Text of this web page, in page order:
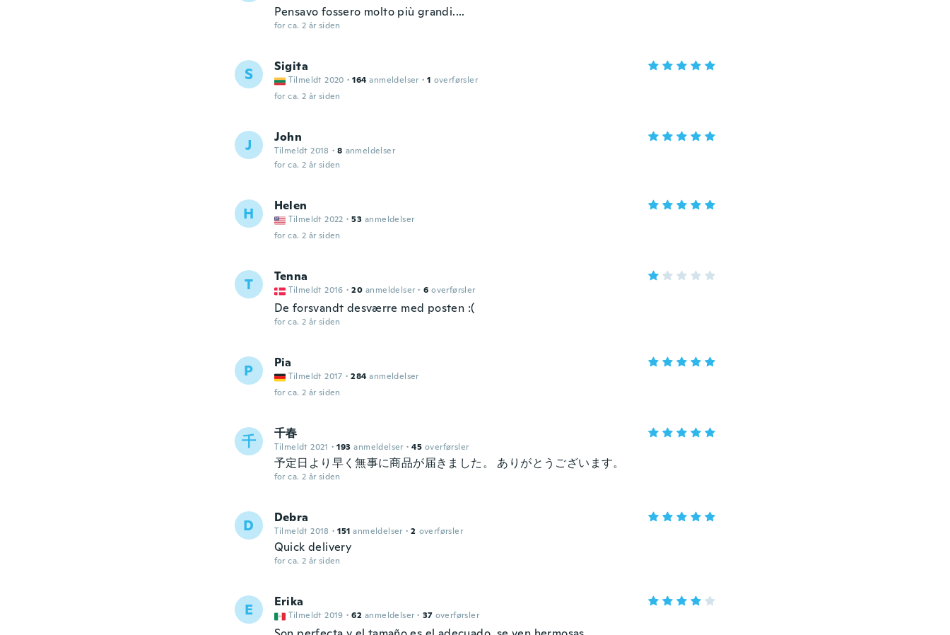
Pensavo fossero molto più grandi....
for ca. 2 år siden
S Sigita
Tilmeldt 2020 · 164 anmeldelser · 1 overførsler
for ca. 2 år siden
J John
Tilmeldt 2018 · 8 anmeldelser
for ca. 2 år siden
H Helen
Tilmeldt 2022 · 53 anmeldelser
for ca. 2 år siden
T Tenna
Tilmeldt 2016 · 20 anmeldelser · 6 overførsler
De forsvandt desværre med posten :(
for ca. 2 år siden
P Pia
Tilmeldt 2017 · 284 anmeldelser
for ca. 2 år siden
千 千春
Tilmeldt 2021 · 193 anmeldelser · 45 overførsler
予定日より早く無事に商品が届きました。 ありがとうございます。
for ca. 2 år siden
D Debra
Tilmeldt 2018 · 151 anmeldelser · 2 overførsler
Quick delivery
for ca. 2 år siden
E Erika
Tilmeldt 2019 · 62 anmeldelser · 37 overførsler